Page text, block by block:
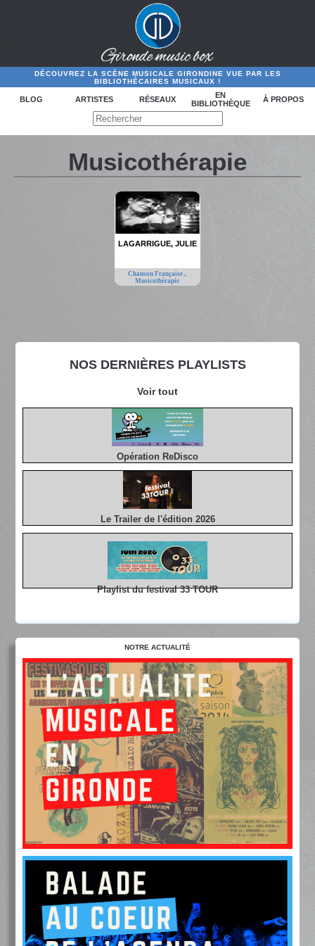
DÉCOUVREZ LA SCÈNE MUSICALE GIRONDINE VUE PAR LES
BIBLIOTHÉCAIRES MUSICAUX !
BLOG ARTISTES RÉSEAUX
EN
BIBLIOTHÈQUE
À PROPOS
NOS DERNIÈRES PLAYLISTS
Voir tout
Opération ReDisco
Le Trailer de l'édition 2026
Playlist du festival 33 TOUR
Musicothérapie
LAGARRIGUE, JULIE
Chanson Française,
Musicothérapie
NOTRE ACTUALITÉ